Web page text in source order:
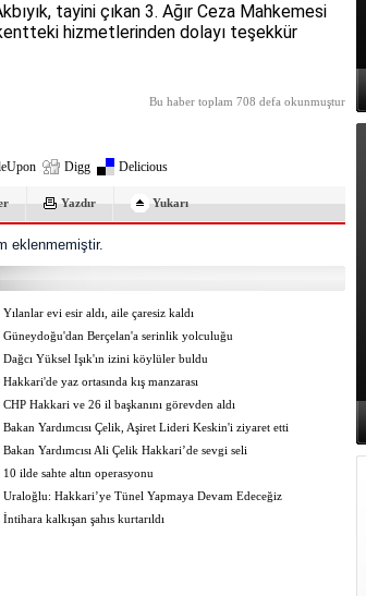
tayini çıkan 3. Ağır Ceza Mahkemesi
hizmetlerinden dolayı teşekkür
Bu haber toplam 708 defa okunmuştur
Digg Delicious
Yazdır Yukarı
eklenmemiştir.
Yılanlar evi esir aldı, aile çaresiz kaldı
Güneydoğu'dan Berçelan'a serinlik yolculuğu
Dağcı Yüksel Işık'ın izini köylüler buldu
Hakkari'de yaz ortasında kış manzarası
CHP Hakkari ve 26 il başkanını görevden aldı
Bakan Yardımcısı Çelik, Aşiret Lideri Keskin'i ziyaret etti
Bakan Yardımcısı Ali Çelik Hakkari’de sevgi seli
10 ilde sahte altın operasyonu
Uraloğlu: Hakkari’ye Tünel Yapmaya Devam Edeceğiz
İntihara kalkışan şahıs kurtarıldı